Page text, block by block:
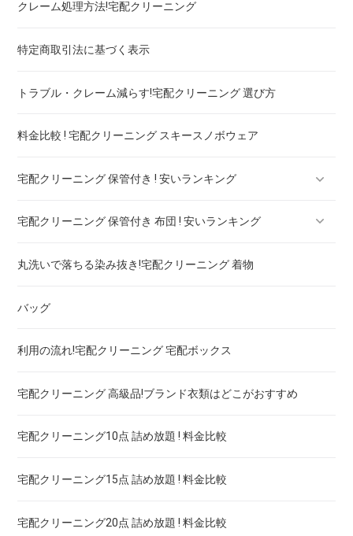
ブランドワンピース！宅配クリーニング 高品質 料金 比較
スカート・パンツ
セーター・カーディガン
スラックス
ブランドジャケット！宅配クリーニング 高品質 料金 比較
ブランドブラウス！宅配クリーニング 高品質 料金 比較
ブランドネクタイ！宅配クリーニング 高品質 料金 比較
ドレス！宅配クリーニング 高品質 料金 比較
ウェディングドレス
ブランドワイシャツ！宅配クリーニング 高品質 料金 比較
ブランドダウン！宅配クリーニング 高品質 料金 比較
クレーム処理方法!宅配クリーニング
特定商取引法に基づく表示
トラブル・クレーム減らす!宅配クリーニング 選び方
料金比較 ! 宅配クリーニング スキースノボウェア
宅配クリーニング 保管付き ! 安いランキング
宅配クリーニング 保管付き ブーツ ! 安いランキング
宅配クリーニング 保管付き コート ! 安いランキング
宅配クリーニング 保管付き ダウン ! 安いランキング
宅配クリーニング 保管付き スノボーウェア ! 安いランキング
宅配クリーニング 保管付き 布団 ! 安いランキング
宅配クリーニング 保管付き 羽毛布団 ! 安いランキング
宅配クリーニング 保管付き 毛布 ! 安いランキング
丸洗いで落ちる染み抜き!宅配クリーニング 着物
バッグ
利用の流れ!宅配クリーニング 宅配ボックス
宅配クリーニング 高級品!ブランド衣類はどこがおすすめ
宅配クリーニング10点 詰め放題 ! 料金比較
宅配クリーニング15点 詰め放題 ! 料金比較
宅配クリーニング20点 詰め放題 ! 料金比較